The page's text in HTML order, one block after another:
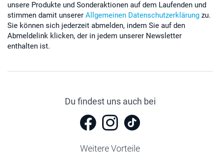
unsere Produkte und Sonderaktionen auf dem Laufenden und
stimmen damit unserer Allgemeinen Datenschutzerklärung zu.
Sie können sich jederzeit abmelden, indem Sie auf den
Abmeldelink klicken, der in jedem unserer Newsletter
enthalten ist.
Du findest uns auch bei
Weitere Vorteile